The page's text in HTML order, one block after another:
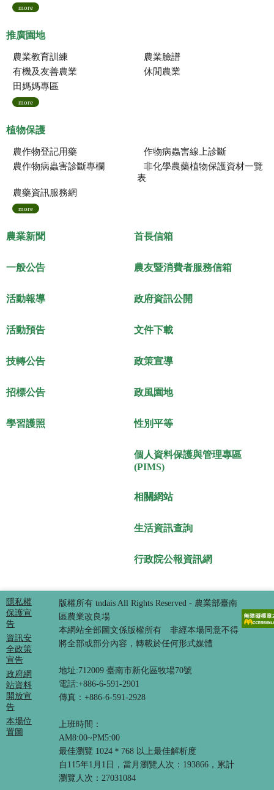
more
推廣園地
農業教育訓練
農業臉譜
有機及友善農業
休閒農業
田媽媽專區
more
植物保護
農作物登記用藥
作物病蟲害線上診斷
農作物病蟲害診斷專欄
非化學農藥植物保護資材一覽
表
農藥資訊服務網
more
農業新聞
一般公告
活動報導
活動預告
技轉公告
招標公告
學習護照
首長信箱
農友暨消費者服務信箱
政府資訊公開
文件下載
政策宣導
政風園地
性別平等
個人資料保護與管理專區
(PIMS)
相關網站
生活資訊查詢
行政院公報資訊網
隱私權
保護宣
告
資訊安
全政策
宣告
政府網
站資料
開放宣
告
本場位
置圖
版權所有 tndais All Rights Reserved - 農業部臺南
區農業改良場
本網站全部圖文係版權所有 非經本場同意不得
將全部或部分內容，轉載於任何形式媒體
地址:712009 臺南市新化區牧場70號
電話:+886-6-591-2901
傳真：+886-6-591-2928
上班時間：
AM8:00~PM5:00
最佳瀏覽 1024＊768 以上最佳解析度
自115年1月1日，當月瀏覽人次：193866，累計
瀏覽人次：27031084